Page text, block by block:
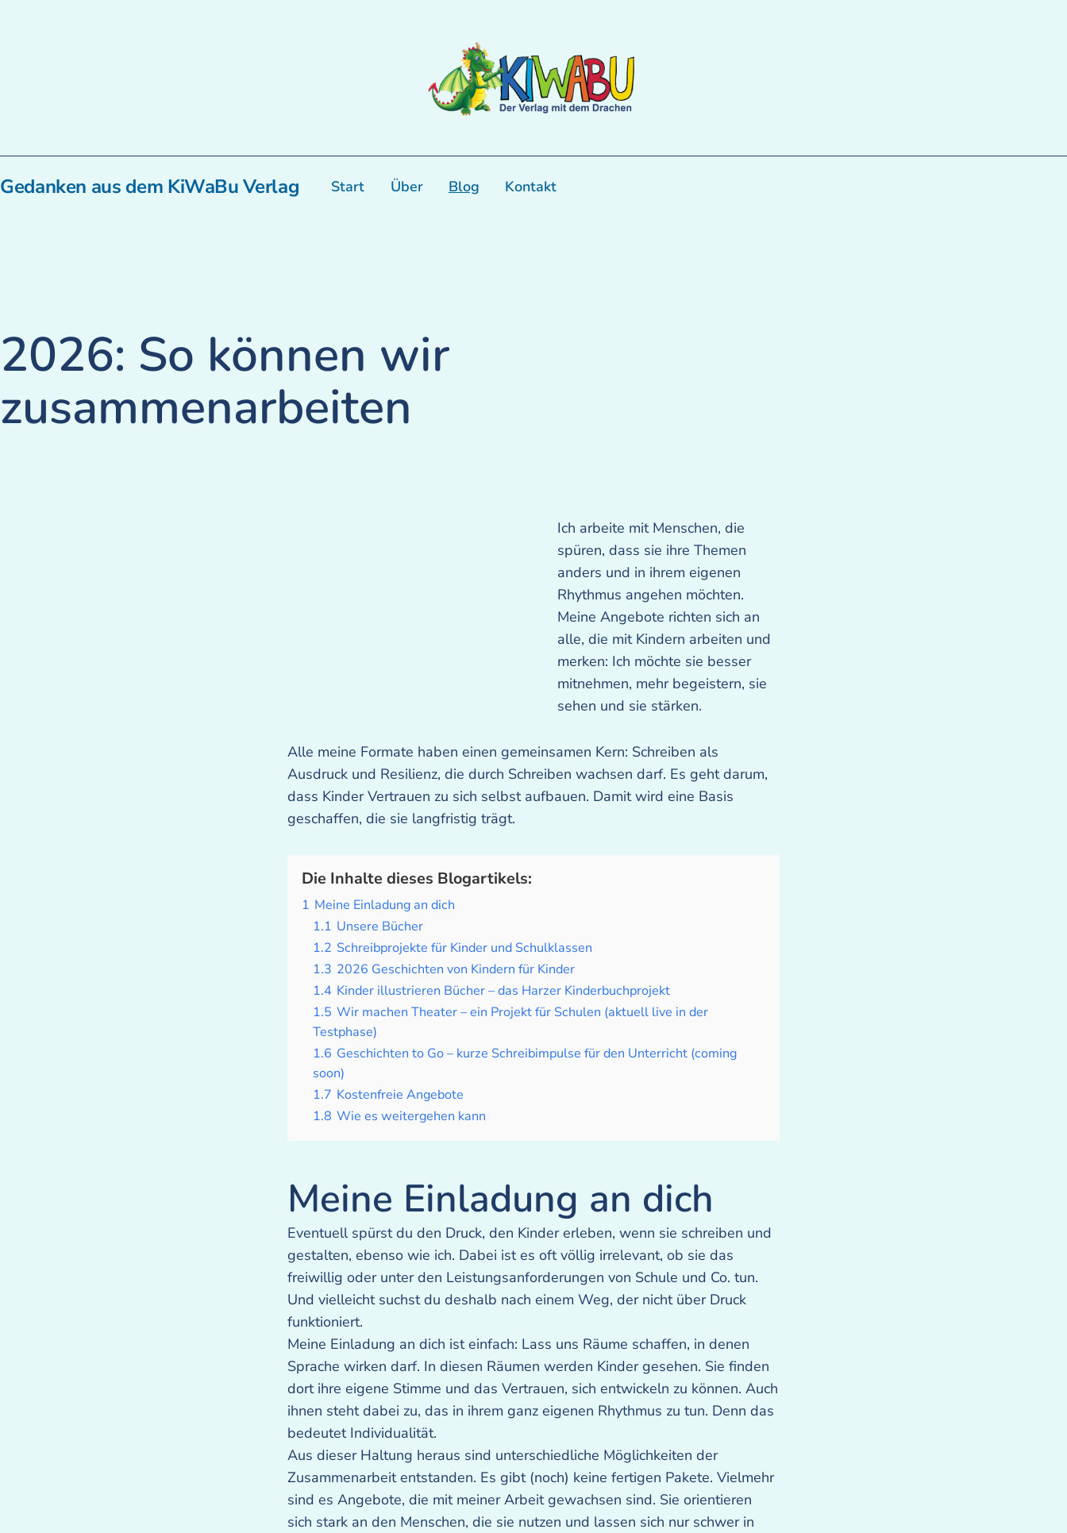
Gedanken aus dem KiWaBu Verlag Start Über Blog Kontakt
2026: So können wir
zusammenarbeiten
Ich arbeite mit Menschen, die
spüren, dass sie ihre Themen
anders und in ihrem eigenen
Rhythmus angehen möchten.
Meine Angebote richten sich an
alle, die mit Kindern arbeiten und
merken: Ich möchte sie besser
mitnehmen, mehr begeistern, sie
sehen und sie stärken.
Alle meine Formate haben einen gemeinsamen Kern: Schreiben als
Ausdruck und Resilienz, die durch Schreiben wachsen darf. Es geht darum,
dass Kinder Vertrauen zu sich selbst aufbauen. Damit wird eine Basis
geschaffen, die sie langfristig trägt.
Die Inhalte dieses Blogartikels:
1 Meine Einladung an dich
1.1 Unsere Bücher
1.2 Schreibprojekte für Kinder und Schulklassen
1.3 2026 Geschichten von Kindern für Kinder
1.4 Kinder illustrieren Bücher – das Harzer Kinderbuchprojekt
1.5 Wir machen Theater – ein Projekt für Schulen (aktuell live in der
Testphase)
1.6 Geschichten to Go – kurze Schreibimpulse für den Unterricht (coming
soon)
1.7 Kostenfreie Angebote
1.8 Wie es weitergehen kann
Meine Einladung an dich
Eventuell spürst du den Druck, den Kinder erleben, wenn sie schreiben und
gestalten, ebenso wie ich. Dabei ist es oft völlig irrelevant, ob sie das
freiwillig oder unter den Leistungsanforderungen von Schule und Co. tun.
Und vielleicht suchst du deshalb nach einem Weg, der nicht über Druck
funktioniert.
Meine Einladung an dich ist einfach: Lass uns Räume schaffen, in denen
Sprache wirken darf. In diesen Räumen werden Kinder gesehen. Sie finden
dort ihre eigene Stimme und das Vertrauen, sich entwickeln zu können. Auch
ihnen steht dabei zu, das in ihrem ganz eigenen Rhythmus zu tun. Denn das
bedeutet Individualität.
Aus dieser Haltung heraus sind unterschiedliche Möglichkeiten der
Zusammenarbeit entstanden. Es gibt (noch) keine fertigen Pakete. Vielmehr
sind es Angebote, die mit meiner Arbeit gewachsen sind. Sie orientieren
sich stark an den Menschen, die sie nutzen und lassen sich nur schwer in